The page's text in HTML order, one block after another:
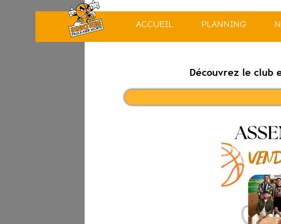
ACCUEIL PLANNING
Découvrez le club